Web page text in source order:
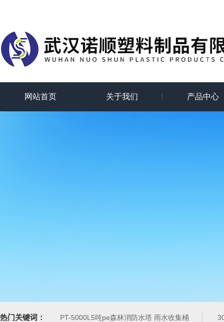
网站首页 关于我们 产品中心
热门关键词： PT-5000L5吨pe森林消防水塔 雨水收集桶